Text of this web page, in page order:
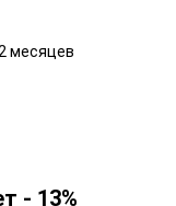
месяцев
- 13%